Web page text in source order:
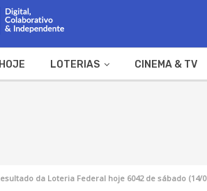
LOTERIAS CINEMA & TV
da Loteria Federal hoje 6042 de sábado (14/